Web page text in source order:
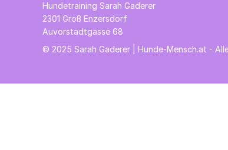
Hundetraining Sarah Gaderer
2301 Groß Enzersdorf
Auvorstadtgasse 68
© 2025 Sarah Gaderer | Hunde-Mensch.at -